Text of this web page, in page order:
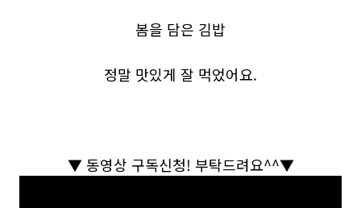
봄을 담은 김밥
정말 맛있게 잘 먹었어요.
▼ 동영상 구독신청! 부탁드려요^^▼